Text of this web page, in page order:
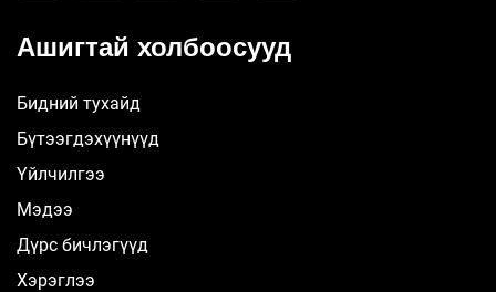
Ашигтай холбоосууд
Бидний тухайд
Бүтээгдэхүүнүүд
Үйлчилгээ
Мэдээ
Дүрс бичлэгүүд
Хэрэглээ